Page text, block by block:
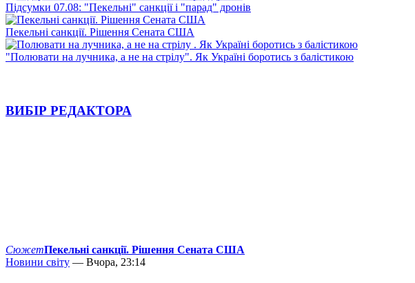
Підсумки 07.08: "Пекельні" санкції і "парад" дронів
Пекельні санкції. Рішення Сената США
"Полювати на лучника, а не на стрілу". Як Україні боротись з балістикою
ВИБІР РЕДАКТОРА
СюжетПекельні санкції. Рішення Сената США
Новини світу — Вчора, 23:14